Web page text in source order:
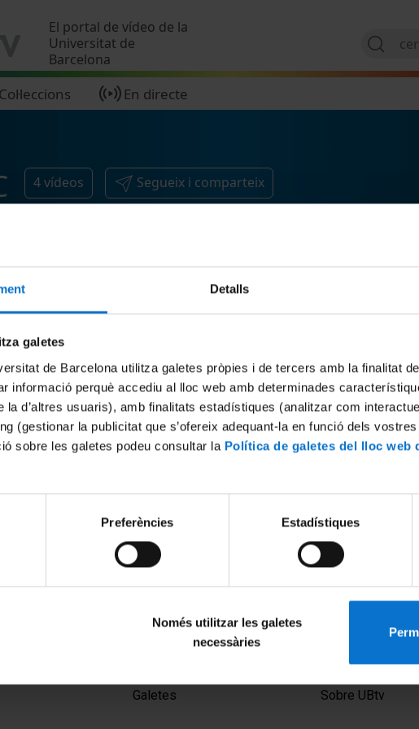
Detalls
galetes
de Barcelona utilitza galetes pròpies i de tercers amb la finalitat
informació perquè accediu al lloc web amb determinades
la d’altres usuaris), amb finalitats estadístiques (analitzar com
(gestionar la publicitat que s’ofereix adequant-la en funció dels
sobre les galetes podeu consultar la Política de galetes del lloc web
Preferències Estadístiques
Només utilitzar les galetes
necessàries
El portal de vídeo de la
Universitat de
Barcelona
Col·leccions En directe
4vídeos Segueix i comparteix
un dret segrestat?
2012
La singularidad de la lluvia en
Península Ibérica y el cambio
7 gener, 2013
Galetes
PEU 2
Sobre UBtv